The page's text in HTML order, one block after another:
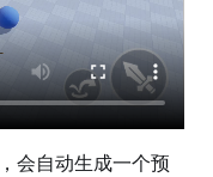
会自动生成一个预